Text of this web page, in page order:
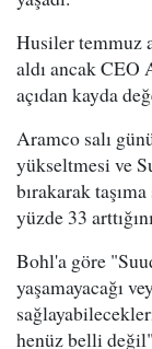
Husiler temmuz
aldı ancak CEO
açıdan kayda
Aramco salı
yükseltmesi ve
bırakarak
yüzde 33
Bohl'a göre
yaşamayacağı
henüz belli